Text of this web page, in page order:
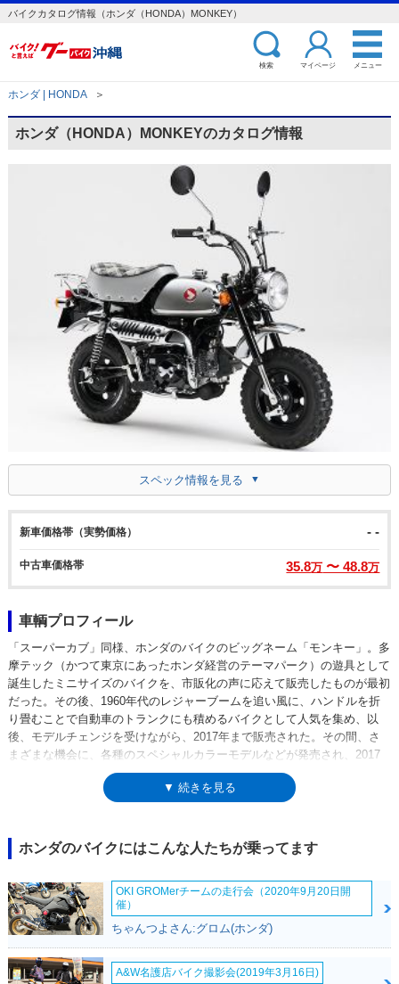
バイクカタログ情報（ホンダ（HONDA）MONKEY）
検索 マイページ メニュー
ホンダ | HONDA ＞
ホンダ（HONDA）MONKEYのカタログ情報
スペック情報を見る
新車価格帯（実勢価格） - -
中古車価格帯 35.8万 〜 48.8万
車輌プロフィール
「スーパーカブ」同様、ホンダのバイクのビッグネーム「モンキー」。多
摩テック（かつて東京にあったホンダ経営のテーマパーク）の遊具として
誕生したミニサイズのバイクを、市販化の声に応えて販売したものが最初
だった。その後、1960年代のレジャーブームを追い風に、ハンドルを折
り畳むことで自動車のトランクにも積めるバイクとして人気を集め、以
後、モデルチェンジを受けながら、2017年まで販売された。その間、さ
まざまな機会に、各種のスペシャルカラーモデルなどが発売され、2017
年の販売終了時も、「モンキー・50周年スペシャル」として、メッキカラ
ーバージョンが限定販売された。（2018年7月、実質上の後継モデルとな
▼ 続きを見る
ホンダのバイクにはこんな人たちが乗ってます
OKI GROMerチームの走行会（2020年9月20日開
催）
ちゃんつよさん:グロム(ホンダ)
A&W名護店バイク撮影会(2019年3月16日)